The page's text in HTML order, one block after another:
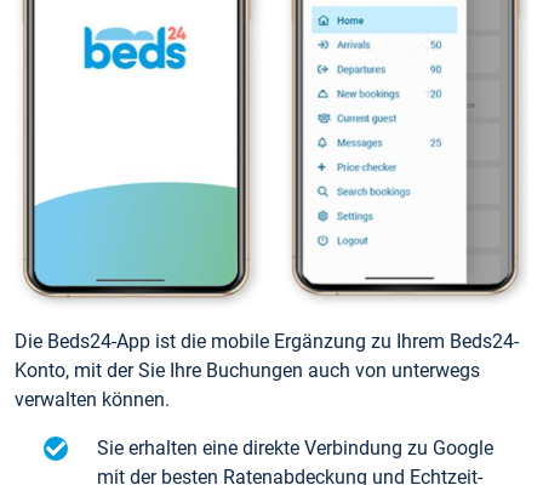
Die Beds24-App ist die mobile Ergänzung zu Ihrem Beds24-
Konto, mit der Sie Ihre Buchungen auch von unterwegs
verwalten können.
Sie erhalten eine direkte Verbindung zu Google
mit der besten Ratenabdeckung und Echtzeit-